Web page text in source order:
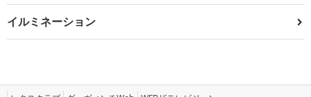
イルミネーション